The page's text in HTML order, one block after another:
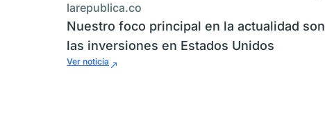
larepublica.co
Nuestro foco principal en la actualidad son
las inversiones en Estados Unidos
Ver noticia